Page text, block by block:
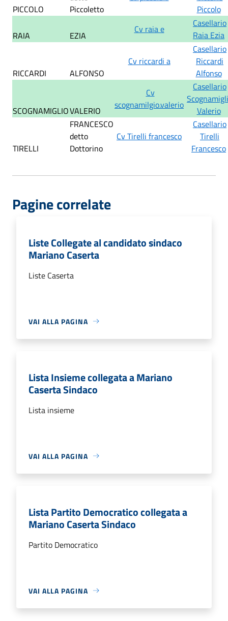
PICCOLO
Piccoletto
Piccolo
RAIA EZIA
Cv raia e
Casellario
Raia Ezia
RICCARDI ALFONSO
Cv riccardi a
Casellario
Riccardi
Alfonso
SCOGNAMIGLIOVALERIO
Cv
scognamilgio.valerio
Casellario
Valerio
TIRELLI
FRANCESCO
detto
Dottorino
Cv Tirelli francesco
Casellario
Tirelli
Francesco
Pagine correlate
Liste Collegate al candidato sindaco
Mariano Caserta
Liste Caserta
VAI ALLA PAGINA
Lista Insieme collegata a Mariano
Caserta Sindaco
Lista insieme
VAI ALLA PAGINA
Lista Partito Democratico collegata a
Mariano Caserta Sindaco
Partito Democratico
VAI ALLA PAGINA